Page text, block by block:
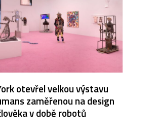
otevřel velkou výstavu
zaměřenou na design
v době robotů